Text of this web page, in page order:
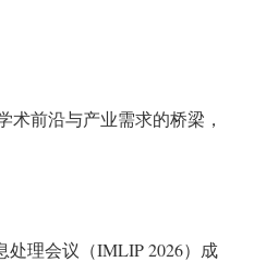
前沿与产业需求的桥梁，
处理会议（IMLIP 2026）成